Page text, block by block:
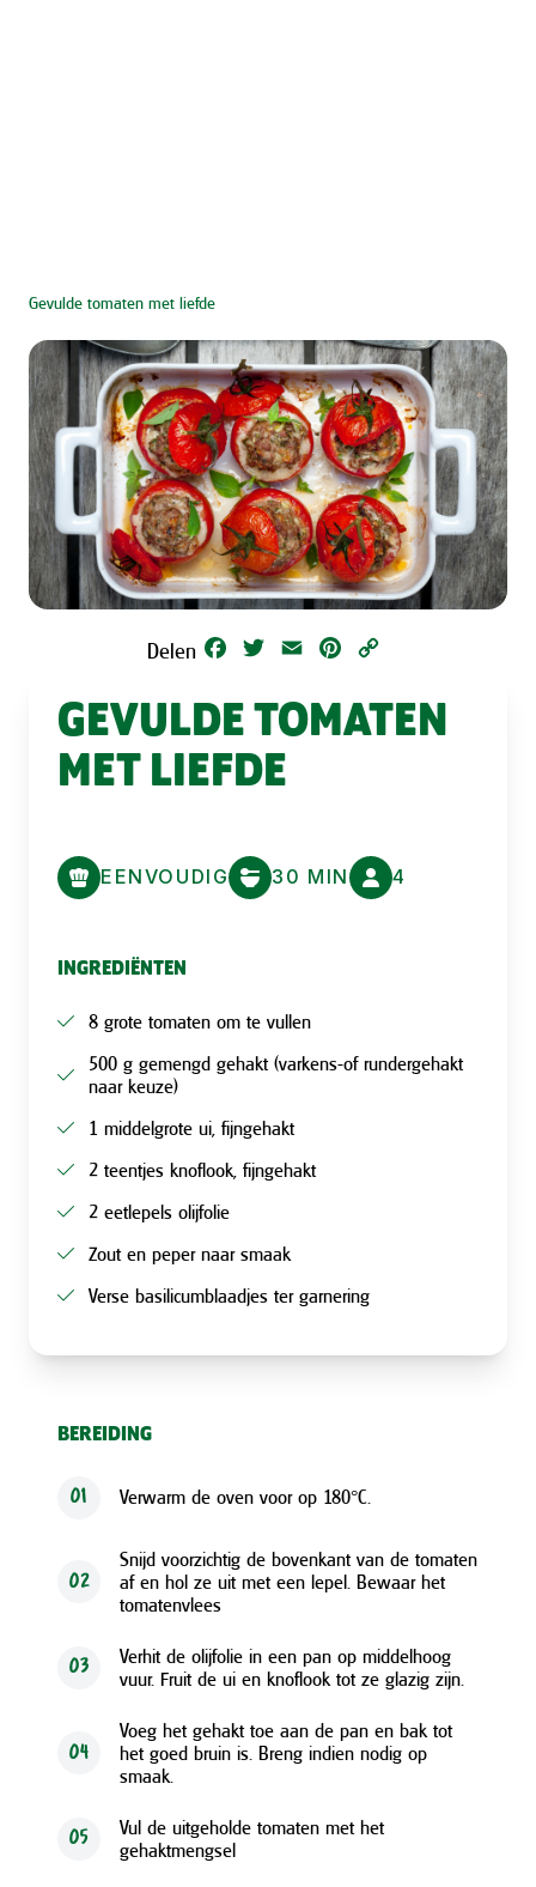
Gevulde tomaten met liefde
Delen Facebook
Twitter Email Pinterest
GEVULDE TOMATEN
MET LIEFDE
EENVOUDIG 30 MIN 4
INGREDIËNTEN
8 grote tomaten om te vullen
500 g gemengd gehakt (varkens-of rundergehakt
naar keuze)
1 middelgrote ui, fijngehakt
2 teentjes knoflook, fijngehakt
2 eetlepels olijfolie
Zout en peper naar smaak
Verse basilicumblaadjes ter garnering
BEREIDING
01 Verwarm de oven voor op 180°C.
02
Snijd voorzichtig de bovenkant van de tomaten
af en hol ze uit met een lepel. Bewaar het
tomatenvlees
03
Verhit de olijfolie in een pan op middelhoog
vuur. Fruit de ui en knoflook tot ze glazig zijn.
04
Voeg het gehakt toe aan de pan en bak tot
het goed bruin is. Breng indien nodig op
smaak.
05
Vul de uitgeholde tomaten met het
gehaktmengsel